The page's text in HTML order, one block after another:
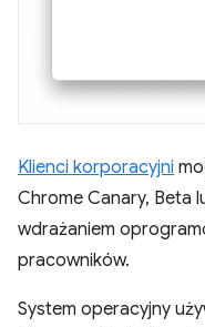
Klienci korporacyjni
Chrome Canary, Beta
wdrażaniem
pracowników.
System operacyjny